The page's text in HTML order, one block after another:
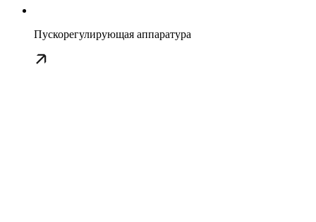
Пускорегулирующая аппаратура